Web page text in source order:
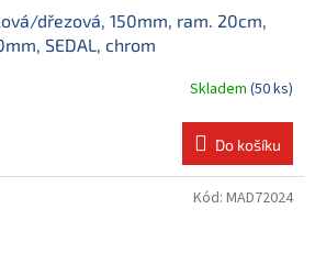
dřezová, 150mm, ram. 20cm,
SEDAL, chrom
Skladem (50 ks)
Do košíku
Kód: MAD72024